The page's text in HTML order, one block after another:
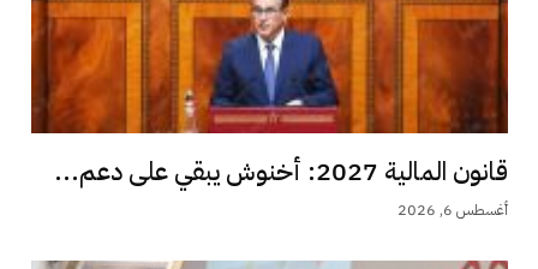
قانون المالية 2027: أخنوش يبقي على دعم...
أغسطس 6, 2026